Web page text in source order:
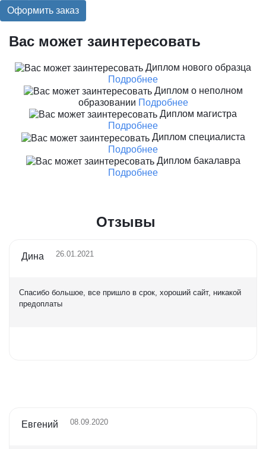
Оформить заказ
Вас может заинтересовать
Диплом нового образца
Подробнее
Диплом о неполном
образовании Подробнее
Диплом магистра
Подробнее
Диплом специалиста
Подробнее
Диплом бакалавра
Подробнее
Отзывы
Дина 26.01.2021
Спасибо большое, все пришло в срок, хороший сайт, никакой
предоплаты
Евгений 08.09.2020